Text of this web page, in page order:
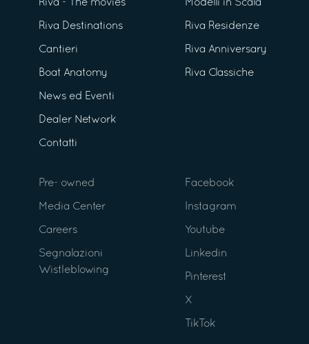
Riva - The movies
Riva Destinations
Cantieri
Boat Anatomy
News ed Eventi
Dealer Network
Contatti
Modelli in Scala
Riva Residenze
Riva Anniversary
Riva Classiche
Pre- owned
Media Center
Careers
Segnalazioni
Wistleblowing
Facebook
Instagram
Youtube
Linkedin
Pinterest
X
TikTok